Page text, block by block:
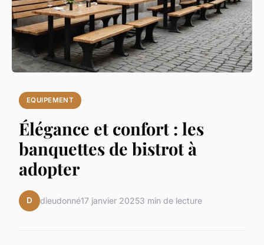
EQUIPEMENT
Élégance et confort : les
banquettes de bistrot à
adopter
D dieudonné17 janvier 20253 min de lecture